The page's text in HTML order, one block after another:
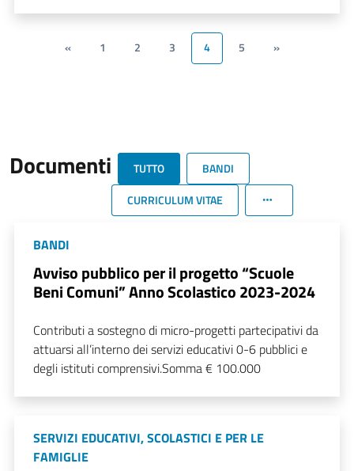
« 1 2 3 4 5 »
Documenti TUTTO
BANDI
CURRICULUM VITAE
BANDI
Avviso pubblico per il progetto “Scuole
Beni Comuni” Anno Scolastico 2023-2024
Contributi a sostegno di micro-progetti partecipativi da
attuarsi all’interno dei servizi educativi 0-6 pubblici e
degli istituti comprensivi.Somma € 100.000
SERVIZI EDUCATIVI, SCOLASTICI E PER LE
FAMIGLIE